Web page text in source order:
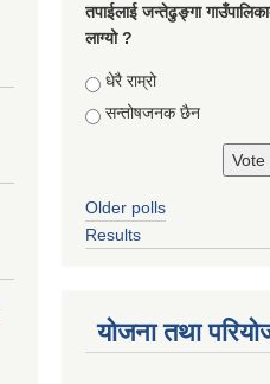
तपाईलाई जन्तेढुङ्गा
लाग्यो ?
Choices
धेरै राम्रो
सन्तोषजनक छैन
Older polls
Results
योजना तथा